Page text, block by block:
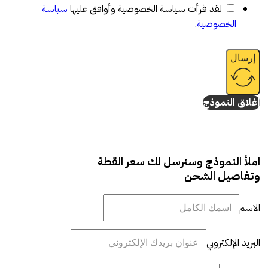
لقد قرأت سياسة الخصوصية وأوافق عليها سياسة
الخصوصية.
إرسال
إغلاق النموذج
املأ النموذج وسنرسل لك سعر القطة
وتفاصيل الشحن
الاسم
البريد الإلكتروني